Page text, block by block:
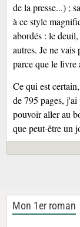
de la presse...) ;
à ce style
abordés : le
autres. Je ne
parce que le livre
Ce qui est
de 795 pages,
pouvoir aller au
que peut-être un
Mon 1er roman